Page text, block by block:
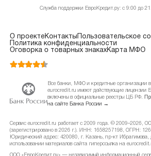
Служба поддержки ЕвроКредит.ру: с 9:00 до
О проектеКонтакты Пользовательское
Политика конфиденциальности
Оговорка о товарных знакахКарта МФО
Все банки, МФО и кредитные организации в
eurocredit.ru имеют действующие лицензии
включены в официальные реестры ЦБ РФ.
на сайте Банка России →
Сервис eurocredit.ru работает с 2009 года. © 2009–2026,
(зарегистрировано в 2026 г.). ИНН: 1658257198, ОГРН:
Юридический адрес: 420080, г. Казань, пр-кт
использовании материалов сайта гиперссылка на